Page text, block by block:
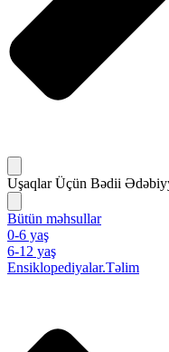
Uşaqlar Üçün Bədii
Bütün məhsullar
0-6 yaş
6-12 yaş
Ensiklopediyalar.Təlim